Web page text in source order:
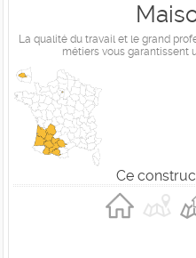
La qualité du travail et le grand
métiers vous garantissent
Ce